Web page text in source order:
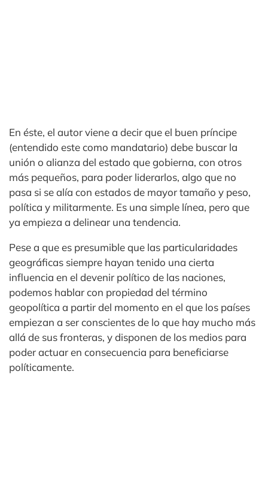
En éste, el autor viene a decir que el buen príncipe
(entendido este como mandatario) debe buscar la
unión o alianza del estado que gobierna, con otros
más pequeños, para poder liderarlos, algo que no
pasa si se alía con estados de mayor tamaño y peso,
política y militarmente. Es una simple línea, pero que
ya empieza a delinear una tendencia.
Pese a que es presumible que las particularidades
geográficas siempre hayan tenido una cierta
influencia en el devenir político de las naciones,
podemos hablar con propiedad del término
geopolítica a partir del momento en el que los países
empiezan a ser conscientes de lo que hay mucho más
allá de sus fronteras, y disponen de los medios para
poder actuar en consecuencia para beneficiarse
políticamente.